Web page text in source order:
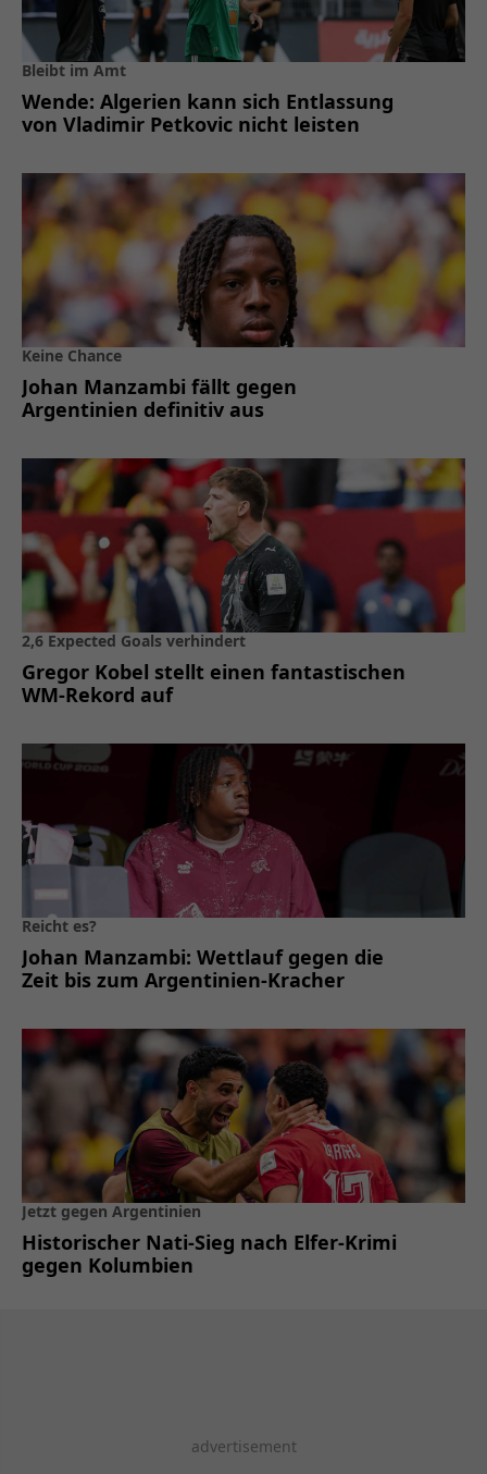
Bleibt im Amt
Wende: Algerien kann sich Entlassung
von Vladimir Petkovic nicht leisten
Keine Chance
Johan Manzambi fällt gegen
Argentinien definitiv aus
2,6 Expected Goals verhindert
Gregor Kobel stellt einen fantastischen
WM-Rekord auf
Reicht es?
Johan Manzambi: Wettlauf gegen die
Zeit bis zum Argentinien-Kracher
Jetzt gegen Argentinien
Historischer Nati-Sieg nach Elfer-Krimi
gegen Kolumbien